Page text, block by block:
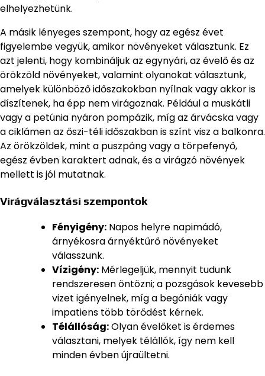
elhelyezhetünk.
A másik lényeges szempont, hogy az egész évet
figyelembe vegyük, amikor növényeket választunk. Ez
azt jelenti, hogy kombináljuk az egynyári, az évelő és az
örökzöld növényeket, valamint olyanokat választunk,
amelyek különböző időszakokban nyílnak vagy akkor is
díszítenek, ha épp nem virágoznak. Például a muskátli
vagy a petúnia nyáron pompázik, míg az árvácska vagy
a ciklámen az őszi-téli időszakban is színt visz a balkonra.
Az örökzöldek, mint a puszpáng vagy a törpefenyő,
egész évben karaktert adnak, és a virágzó növények
mellett is jól mutatnak.
Virágválasztási szempontok
Fényigény: Napos helyre napimádó,
árnyékosra árnyéktűrő növényeket
válasszunk.
Vízigény: Mérlegeljük, mennyit tudunk
rendszeresen öntözni; a pozsgások kevesebb
vizet igényelnek, míg a begóniák vagy
impatiens több törődést kérnek.
Télállóság:Olyan évelőket is érdemes
választani, melyek télállók, így nem kell
minden évben újraültetni.